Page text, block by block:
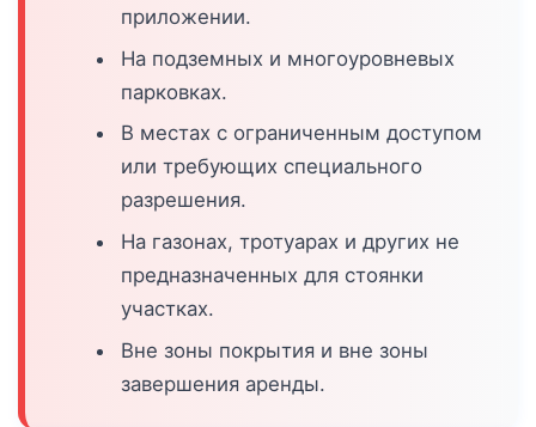
приложении.
На подземных и многоуровневых
парковках.
В местах с ограниченным доступом
или требующих специального
разрешения.
На газонах, тротуарах и других не
предназначенных для стоянки
участках.
Вне зоны покрытия и вне зоны
завершения аренды.